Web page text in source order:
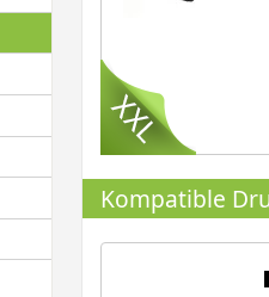
Kompatible